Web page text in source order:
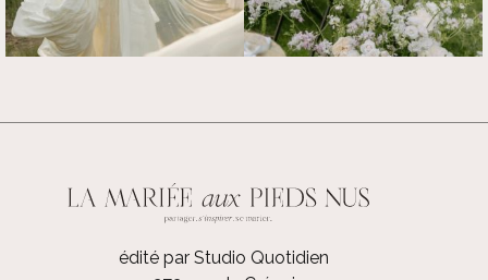
édité par Studio Quotidien